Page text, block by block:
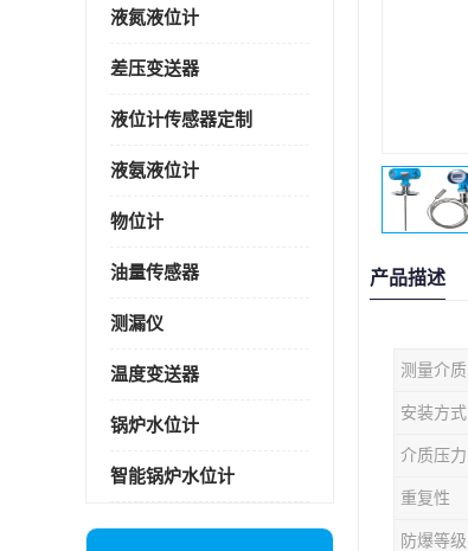
液氮液位计
差压变送器
液位计传感器定制
液氨液位计
物位计
油量传感器
测漏仪
温度变送器
锅炉水位计
智能锅炉水位计
产品描述
测量介质
安装方式
介质压力
重复性
防爆等级